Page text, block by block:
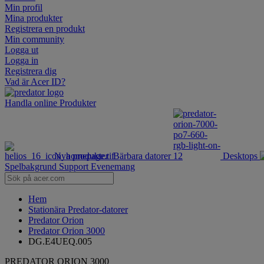
Min profil
Mina produkter
Registrera en produkt
Min community
Logga ut
Logga in
Registrera dig
Vad är Acer ID?
Handla online Produkter
Nya produkter Bärbara datorer
Desktops
Spelbakgrund Support Evenemang
Hem
Stationära Predator-datorer
Predator Orion
Predator Orion 3000
DG.E4UEQ.005
PREDATOR ORION 3000